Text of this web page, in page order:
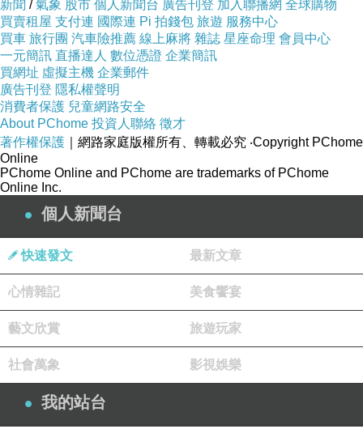
然而隨著劇情的推演，我對於整部戲劇的設定
會覺得超失真，不想當免洗筷的陳夙芬
在各種貸款壓力接踵而來的情境下，被迫接受了
一份她並不愛的賣場工作，而一直銷售掛0的她
在師父的教導下{師父出現的方式實在是整個讓我
很出戲阿}
，開始使出渾身解數拿下銷售的新人獎，
最後進入電視購物頻道當購物專家。
然則老公納豆並不是很欣賞老婆拋頭露面的工
作，一直想勸陳夙芬找個原本熟悉領域的行銷企
劃。
在當購物專家的過程中，難免有一些波折，一
直銷售普通的陳夙芬，
反而是跟羅絲一起搭擋才讓銷售創造佳績的。{而
蘿絲突然進入購物頻道也是很莫名阿。}
在當購物專家的過程中，意外的在副總的溫柔
新聞 /氣象 股市 個人新聞台 廣告刊登 加入聯播網 全球購物
買賣租屋 支付連 國際連 Pi 拍錢包 旅遊 服務中心
買車 旅行團 汽車險推薦 線上麻將 雜誌 星座命理 會員中心
一元簡訊 直播達人 數位憑證 企業簡訊
買網址 虛擬主機 企業郵件
廣告刊登 隱私權聲明
消費者保護 兒童網路安全
About PChome 投資人聯絡 徵才
著作權保護 ｜網路家庭版權所有、轉載必究 ‧Copyright PChome
Online
PChome Online and PChome are trademarks of PChome
Online Inc.
個人新聞台
快速發文 最新文章
心情雜記 美食饗宴
藝文欣賞 旅遊玩家
社會萬象 影視娛樂
我的站台